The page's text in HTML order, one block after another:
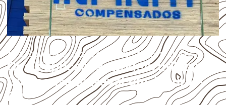
APLICAÇÕES DO COMPENSADO NAVAL
Quais aplicações podem utilizar
Compensado Naval em Japurá –
PR?